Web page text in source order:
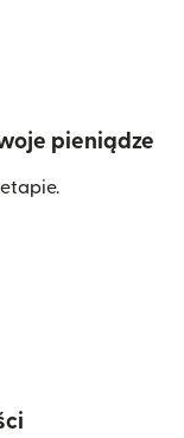
pieniądze